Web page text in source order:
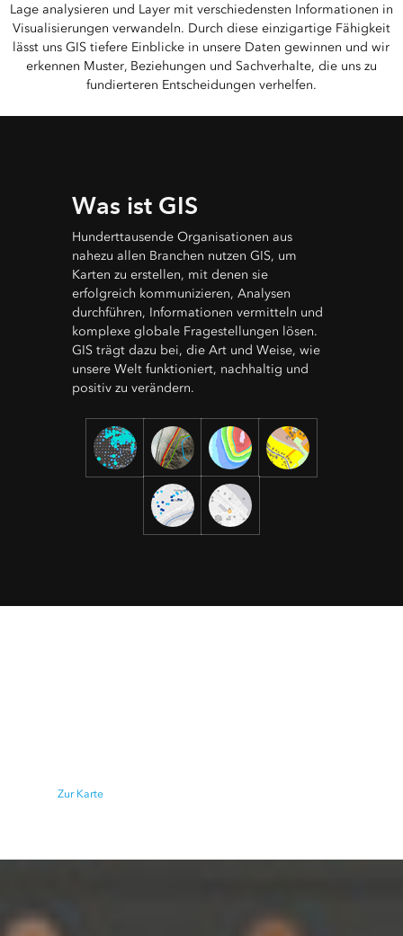
Lage analysieren und Layer mit verschiedensten Informationen in
Visualisierungen verwandeln. Durch diese einzigartige Fähigkeit
lässt uns GIS tiefere Einblicke in unsere Daten gewinnen und wir
erkennen Muster, Beziehungen und Sachverhalte, die uns zu
fundierteren Entscheidungen verhelfen.
Was ist GIS
Hunderttausende Organisationen aus
nahezu allen Branchen nutzen GIS, um
Karten zu erstellen, mit denen sie
erfolgreich kommunizieren, Analysen
durchführen, Informationen vermitteln und
komplexe globale Fragestellungen lösen.
GIS trägt dazu bei, die Art und Weise, wie
unsere Welt funktioniert, nachhaltig und
positiv zu verändern.
Zur Karte